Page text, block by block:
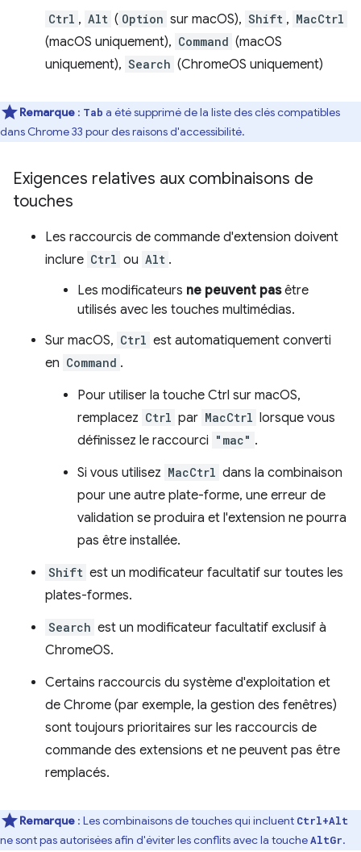
Ctrl , Alt ( Option sur macOS), Shift , MacCtrl
(macOS uniquement), Command (macOS
uniquement), Search (ChromeOS uniquement)
Remarque : Tab a été supprimé de la liste des clés compatibles
dans Chrome 33 pour des raisons d'accessibilité.
Exigences relatives aux combinaisons de
touches
Les raccourcis de commande d'extension doivent
inclure Ctrl ou Alt .
Les modificateurs ne peuvent pasêtre
utilisés avec les touches multimédias.
Sur macOS, Ctrl est automatiquement converti
en Command .
Pour utiliser la touche Ctrl sur macOS,
remplacez Ctrl par MacCtrl lorsque vous
définissez le raccourci "mac" .
Si vous utilisez MacCtrl dans la combinaison
pour une autre plate-forme, une erreur de
validation se produira et l'extension ne pourra
pas être installée.
Shift est un modificateur facultatif sur toutes les
plates-formes.
Search est un modificateur facultatif exclusif à
ChromeOS.
Certains raccourcis du système d'exploitation et
de Chrome (par exemple, la gestion des fenêtres)
sont toujours prioritaires sur les raccourcis de
commande des extensions et ne peuvent pas être
remplacés.
Remarque : Les combinaisons de touches qui incluent Ctrl+Alt
ne sont pas autorisées afin d'éviter les conflits avec la toucheAltGr.